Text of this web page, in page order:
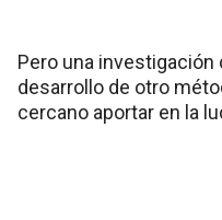
Pero una investigación
desarrollo de otro
cercano aportar en la